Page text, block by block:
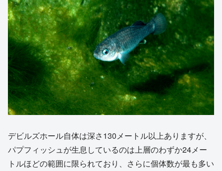
デビルズホール自体は深さ130メートル以上ありますが、
パプフィッシュが生息しているのは上層のわずか24メー
トルほどの範囲に限られており、さらに個体数が最も多い